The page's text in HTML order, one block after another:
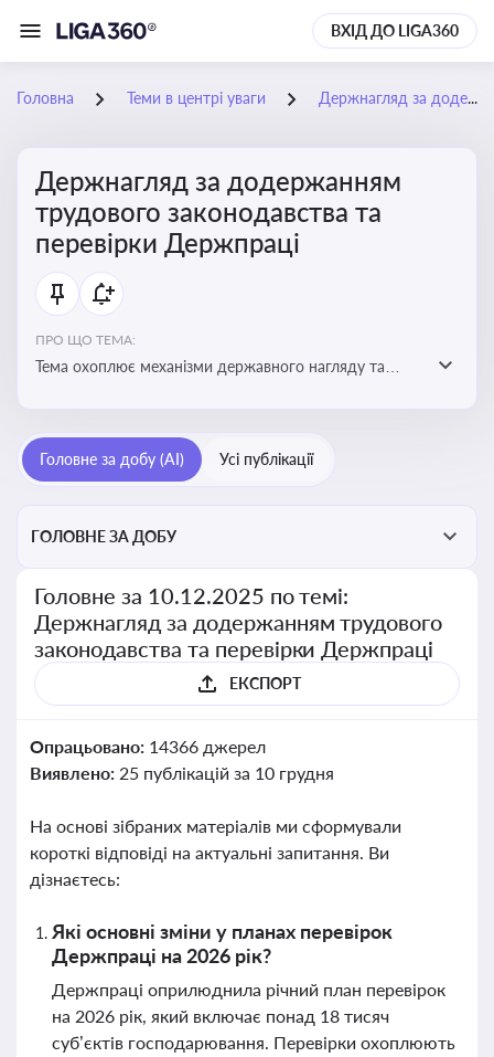
ВХІД ДО LIGA360
Головна Теми в центрі уваги Держнагляд за додержанням трудового законодавства та перевірки Держпраці
Держнагляд за додержанням
трудового законодавства та
перевірки Держпраці
ПРО ЩО ТЕМА:
Тема охоплює механізми державного нагляду та
Головне за добу (AI) Усі публікації
ГОЛОВНЕ ЗА ДОБУ
Головне за 10.12.2025 по темі:
Держнагляд за додержанням трудового
законодавства та перевірки Держпраці
ЕКСПОРТ
Опрацьовано: 14366 джерел
Виявлено: 25 публікацій за 10 грудня
На основі зібраних матеріалів ми сформували
короткі відповіді на актуальні запитання. Ви
дізнаєтесь:
Які основні зміни у планах перевірок
Держпраці на 2026 рік?
Держпраці оприлюднила річний план перевірок
на 2026 рік, який включає понад 18 тисяч
суб’єктів господарювання. Перевірки охоплюють